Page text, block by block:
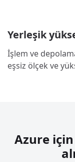
Yerleşik
İşlem ve
eşsiz ölçek ve
Azure